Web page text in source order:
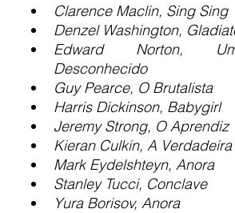
Clarence Maclin, Sing Sing
Denzel Washington,
Edward Norton,
Desconhecido
Guy Pearce, O Brutalista
Harris Dickinson, Babygirl
Jeremy Strong, O Aprendiz
Kieran Culkin, A
Mark Eydelshteyn, Anora
Stanley Tucci, Conclave
Yura Borisov, Anora